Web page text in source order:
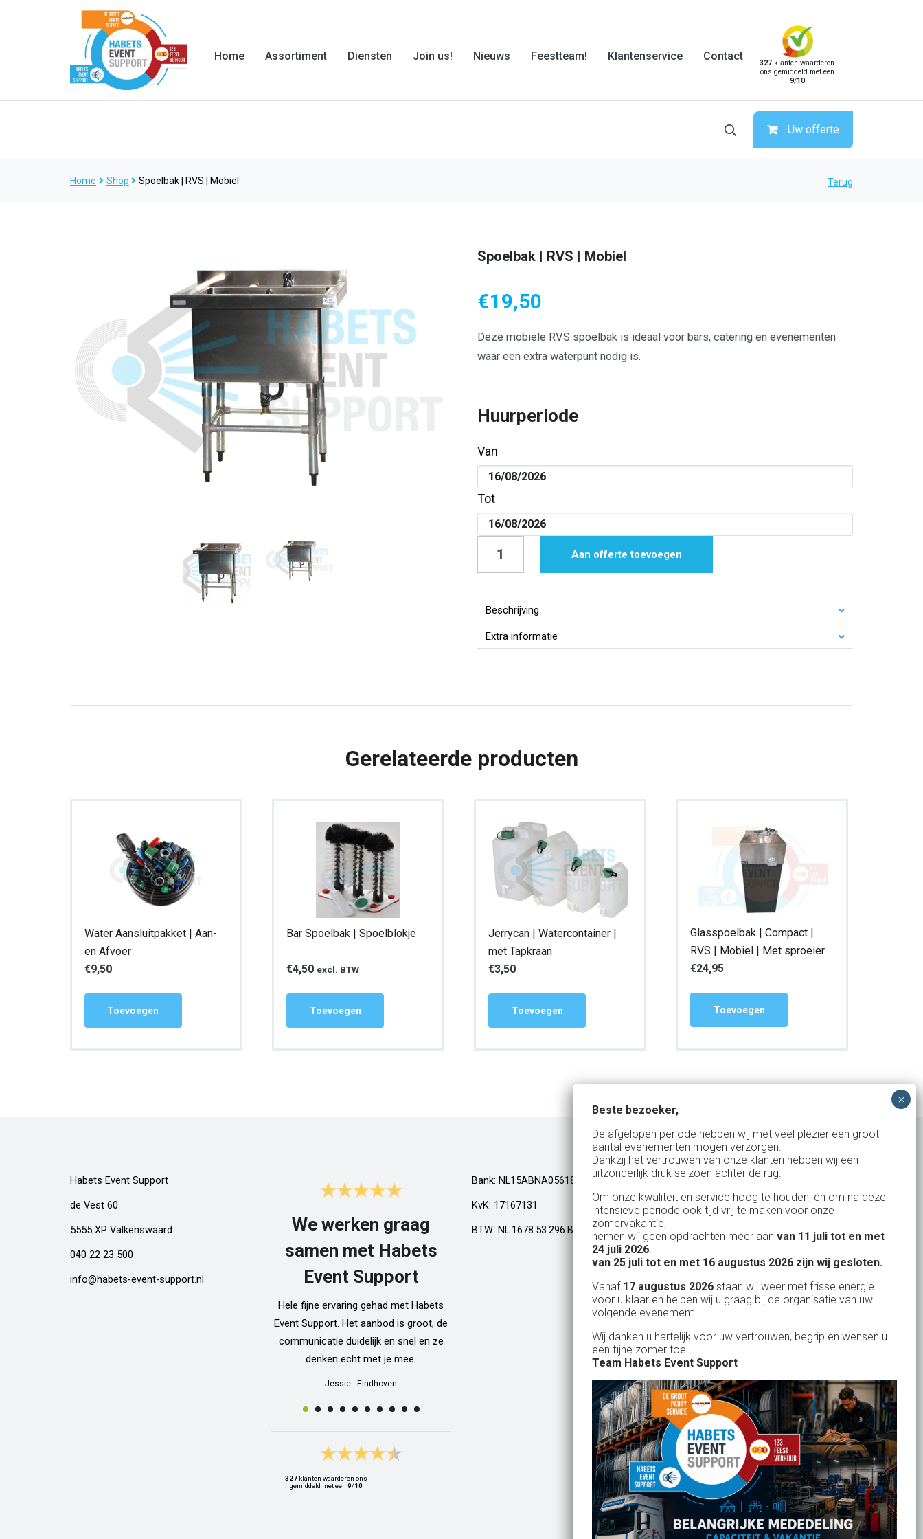
Home Assortiment Diensten Join us! Nieuws Feestteam! Klantenservice Contact
327 klanten waarderen
ons gemiddeld met een
9/10
Uw offerte
Home Shop Spoelbak | RVS | Mobiel Terug
Spoelbak | RVS | Mobiel
€19,50
Deze mobiele RVS spoelbak is ideaal voor bars, catering en evenementen
waar een extra waterpunt nodig is.
Huurperiode
Van
Tot
Mobiel
aantal
Aan offerte toevoegen
Beschrijving
Extra informatie
Gerelateerde producten
Water Aansluitpakket | Aan-
en Afvoer
€9,50
Toevoegen
Bar Spoelbak | Spoelblokje
€4,50 excl. BTW
Toevoegen
Jerrycan | Watercontainer |
met Tapkraan
€3,50
Toevoegen
Glasspoelbak | Compact |
RVS | Mobiel | Met sproeier
€24,95
Toevoegen
Habets Event Support
de Vest 60
5555 XP Valkenswaard
040 22 23 500
info@habets-event-support.nl
We werken graag
samen met Habets
Event Support
Hele fijne ervaring gehad met Habets
Event Support. Het aanbod is groot, de
communicatie duidelijk en snel en ze
denken echt met je mee.
Jessie - Eindhoven
Top!
Al een aantal jaar huren wij in Geldrop
een kamphuis met vrienden. We huren
dan een bar incl vaten bier en deze
wordt netjes voor ons neergezet. Er zit
doen als je een vat gaat verwisselen.
Alle spullen worden op maandag ook
weer netjes opgehaald ook al zijn wij
dan weer thuis ;) In het warme weekend
van 10 juli waren wij wederom in
Geldrop en we hebben van het begin tot
het eind een heerlijk koud biertje
gedronken! Top installatie !! Ingrid
Hoogvliet Rotterdam
Habets dacht direct mee, toen wij op
zeer korte termijn een feest wilden
geven in onze eigen achtertuin. De
service van Habets sloot ook dit keer
weer naadloos aan op onze eigen
ideeen en inbreng. Materialen werden
keurig volgens afspraak geleverd, alles
tiptop in orde. De presentatie die wij op
het gehuurde 75 inch scherm deelden,
werd door onze gasten zeer
gewaardeerd. Een mooi, helder en groot
beeld. Team Habets, bedankt en tot de
volgende keer weer.
Jolanda Bakker - Waalre
327klanten waarderen ons
gemiddeld met een 9/10
Bank: NL15ABNA0561810710
KvK: 17167131
BTW: NL.1678.53.296.B01
Uw partner in:
Evenementen verhuur
Partyverhuur
Je vindt ons op
Beste bezoeker,
De afgelopen periode hebben wij met veel plezier een groot
aantal evenementen mogen verzorgen.
Dankzij het vertrouwen van onze klanten hebben wij een
uitzonderlijk druk seizoen achter de rug.
Om onze kwaliteit en service hoog te houden, én om na deze
intensieve periode ook tijd vrij te maken voor onze
zomervakantie,
nemen wij geen opdrachten meer aan van 11 juli tot en met
24 juli 2026.
van 25 juli tot en met 16 augustus 2026 zijn wij gesloten.
Vanaf 17 augustus 2026 staan wij weer met frisse energie
voor u klaar en helpen wij u graag bij de organisatie van uw
volgende evenement.
Wij danken u hartelijk voor uw vertrouwen, begrip en wensen u
een fijne zomer toe.
Team Habets Event Support